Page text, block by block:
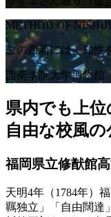
METHOD OF
この西新には、知性
西南学院大学博物館
県内でも上
自由な校風の
福岡県立修猷館
天明4年（1784年）
羈独立」「自由闊達